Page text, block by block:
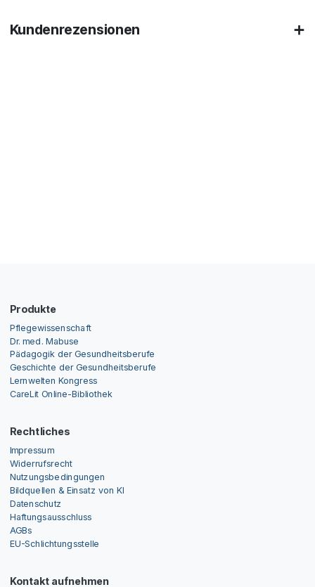
Kundenrezensionen
Produkte
Pflegewissenschaft
Dr. med. Mabuse
Pädagogik der Gesundheitsberufe
Geschichte der Gesundheitsberufe
Lernwelten Kongress
CareLit Online-Bibliothek
Rechtliches
Impressum
Widerrufsrecht
Nutzungsbedingungen
Bildquellen & Einsatz von KI
Datenschutz
Haftungsausschluss
AGBs
EU-Schlichtungsstelle
Kontakt aufnehmen